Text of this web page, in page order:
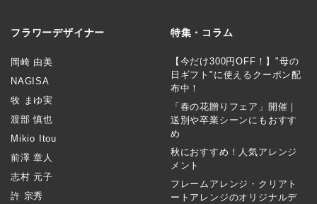
フラワーデザイナー
岡崎 由美
NAGISA
牧 まゆ実
渡部 慎也
Mikio Itou
前澤 章人
志村 元子
許 宗秀
特集・コラム
【今だけ300円OFF！】"母の
日ギフト"に使えるクーポン配
布中！
「春の花贈りフェア」開催｜
送別や卒業シーンにもおすす
め
秋におすすめ！人気アレンジ
メント
フレームアレンジ・クリアト
ートアレンジのオリジナルデ